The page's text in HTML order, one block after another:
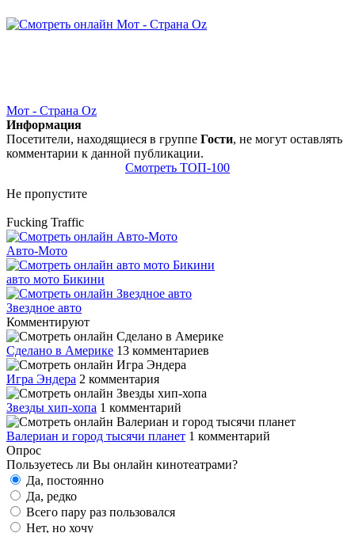
Мот - Страна Oz
Информация
Посетители, находящиеся в группе Гости, не могут оставлять
комментарии к данной публикации.
Смотреть ТОП-100
Не пропустите
Fucking Traffic
Авто-Мото
авто мото Бикини
Звездное авто
Комментируют
Сделано в Америке 13 комментариев
Игра Эндера 2 комментария
Звезды хип-хопа 1 комментарий
Валериан и город тысячи планет 1 комментарий
Опрос
Пользуетесь ли Вы онлайн кинотеатрами?
Да, постоянно
Да, редко
Всего пару раз пользовался
Нет, но хочу